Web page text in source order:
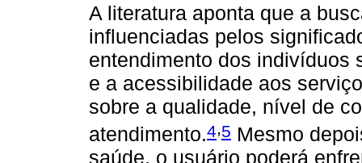
A literatura aponta que a
influenciadas pelos
entendimento dos indivíduos
e a acessibilidade aos
sobre a qualidade, nível de
atendimento.4,5 Mesmo
saúde, o usuário poderá